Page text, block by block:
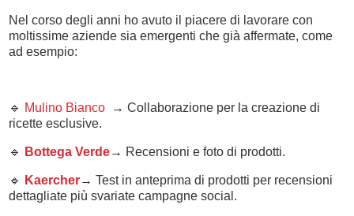
Nel corso degli anni ho avuto il piacere di lavorare con
moltissime aziende sia emergenti che già affermate, come
ad esempio:
🔹 Mulino Bianco
→ Collaborazione per la creazione di
ricette esclusive.
🔹 Bottega Verde→ Recensioni e foto di prodotti.
🔹 Kaercher→ Test in anteprima di prodotti per recensioni
dettagliate più svariate campagne social.